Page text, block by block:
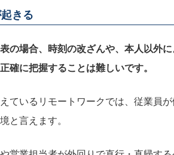
きる
の場合、時刻の改ざんや、本人以外
確に把握することは難しいです。
ているリモートワークでは、従業員
と言えます。